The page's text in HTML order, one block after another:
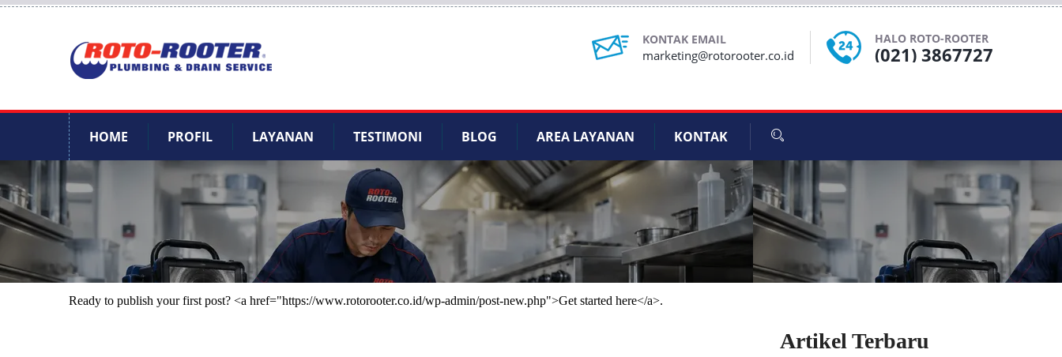
KONTAK EMAIL
marketing@rotorooter.co.id
HALO ROTO-ROOTER
(021) 3867727
HOME PROFIL LAYANAN TESTIMONI BLOG AREA LAYANAN KONTAK
Ready to publish your first post? <a href="https://www.rotorooter.co.id/wp-admin/post-new.php">Get started here</a>.
Artikel Terbaru